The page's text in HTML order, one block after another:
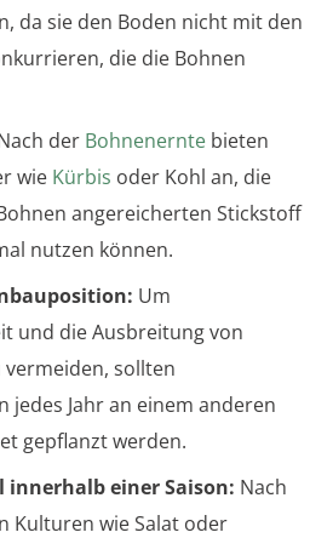
da sie den Boden nicht mit den
die die Bohnen
der Bohnenernte bieten
wie Kürbis oder Kohl an, die
angereicherten Stickstoff
nutzen können.
Um
und die Ausbreitung von
sollten
jedes Jahr an einem anderen
gepflanzt werden.
innerhalb einer Saison: Nach
Kulturen wie Salat oder